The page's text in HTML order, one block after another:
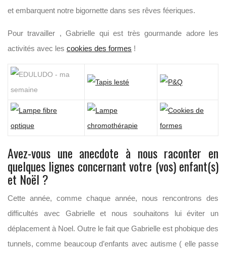
et embarquent notre bigornette dans ses rêves féeriques.
Pour travailler , Gabrielle qui est très gourmande adore les
activités avec les cookies des formes !
Avez-vous une anecdote à nous raconter en
quelques lignes concernant votre (vos) enfant(s)
et Noël ?
Cette année, comme chaque année, nous rencontrons des
difficultés avec Gabrielle et nous souhaitons lui éviter un
déplacement à Noel. Outre le fait que Gabrielle est phobique des
tunnels, comme beaucoup d’enfants avec autisme ( elle passe